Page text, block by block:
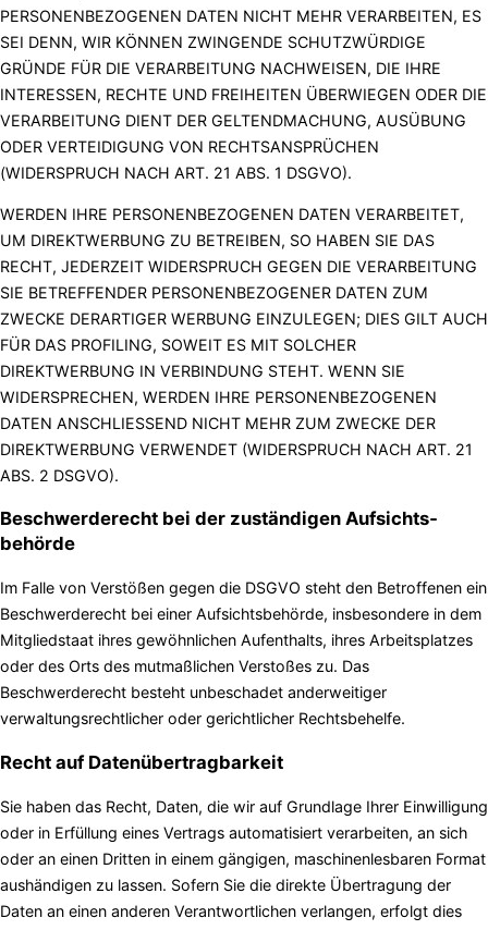
PERSONENBEZOGENEN DATEN NICHT MEHR VERARBEITEN, ES
SEI DENN, WIR KÖNNEN ZWINGENDE SCHUTZWÜRDIGE
GRÜNDE FÜR DIE VERARBEITUNG NACHWEISEN, DIE IHRE
INTERESSEN, RECHTE UND FREIHEITEN ÜBERWIEGEN ODER DIE
VERARBEITUNG DIENT DER GELTENDMACHUNG, AUSÜBUNG
ODER VERTEIDIGUNG VON RECHTSANSPRÜCHEN
(WIDERSPRUCH NACH ART. 21 ABS. 1 DSGVO).
WERDEN IHRE PERSONENBEZOGENEN DATEN VERARBEITET,
UM DIREKTWERBUNG ZU BETREIBEN, SO HABEN SIE DAS
RECHT, JEDERZEIT WIDERSPRUCH GEGEN DIE VERARBEITUNG
SIE BETREFFENDER PERSONENBEZOGENER DATEN ZUM
ZWECKE DERARTIGER WERBUNG EINZULEGEN; DIES GILT AUCH
FÜR DAS PROFILING, SOWEIT ES MIT SOLCHER
DIREKTWERBUNG IN VERBINDUNG STEHT. WENN SIE
WIDERSPRECHEN, WERDEN IHRE PERSONENBEZOGENEN
DATEN ANSCHLIESSEND NICHT MEHR ZUM ZWECKE DER
DIREKTWERBUNG VERWENDET (WIDERSPRUCH NACH ART. 21
ABS. 2 DSGVO).
Beschwerde­recht bei der zuständigen Aufsichts­
behörde
Im Falle von Verstößen gegen die DSGVO steht den Betroffenen ein
Beschwerderecht bei einer Aufsichtsbehörde, insbesondere in dem
Mitgliedstaat ihres gewöhnlichen Aufenthalts, ihres Arbeitsplatzes
oder des Orts des mutmaßlichen Verstoßes zu. Das
Beschwerderecht besteht unbeschadet anderweitiger
verwaltungsrechtlicher oder gerichtlicher Rechtsbehelfe.
Recht auf Daten­übertrag­barkeit
Sie haben das Recht, Daten, die wir auf Grundlage Ihrer Einwilligung
oder in Erfüllung eines Vertrags automatisiert verarbeiten, an sich
oder an einen Dritten in einem gängigen, maschinenlesbaren Format
aushändigen zu lassen. Sofern Sie die direkte Übertragung der
Daten an einen anderen Verantwortlichen verlangen, erfolgt dies